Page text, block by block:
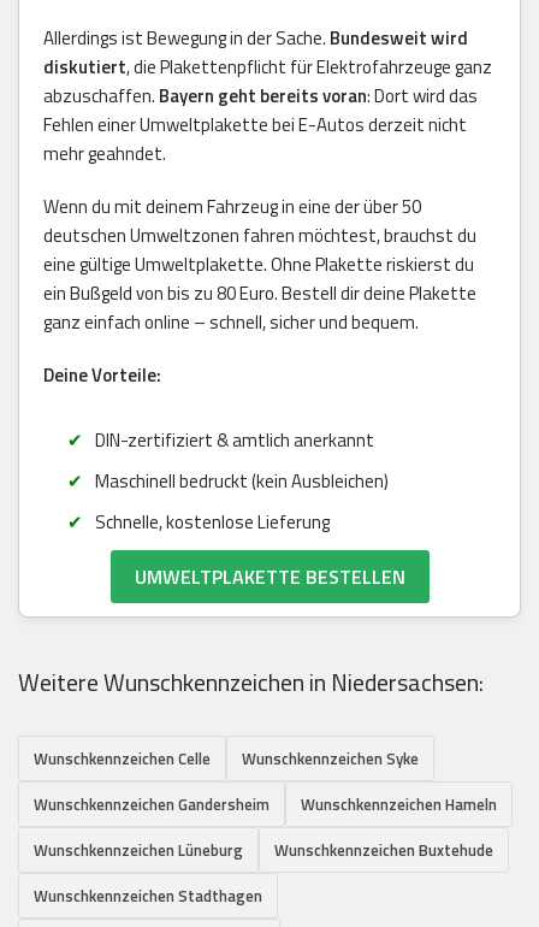
Allerdings ist Bewegung in der Sache. Bundesweit wird
diskutiert, die Plakettenpflicht für Elektrofahrzeuge ganz
abzuschaffen. Bayern geht bereits voran: Dort wird das
Fehlen einer Umweltplakette bei E-Autos derzeit nicht
mehr geahndet.
Wenn du mit deinem Fahrzeug in eine der über 50
deutschen Umweltzonen fahren möchtest, brauchst du
eine gültige Umweltplakette. Ohne Plakette riskierst du
ein Bußgeld von bis zu 80 Euro. Bestell dir deine Plakette
ganz einfach online – schnell, sicher und bequem.
Deine Vorteile:
DIN-zertifiziert & amtlich anerkannt
Maschinell bedruckt (kein Ausbleichen)
Schnelle, kostenlose Lieferung
UMWELTPLAKETTE BESTELLEN
Weitere Wunschkennzeichen in Niedersachsen:
Wunschkennzeichen Celle
Wunschkennzeichen Syke
Wunschkennzeichen Gandersheim
Wunschkennzeichen Hameln
Wunschkennzeichen Lüneburg
Wunschkennzeichen Buxtehude
Wunschkennzeichen Stadthagen